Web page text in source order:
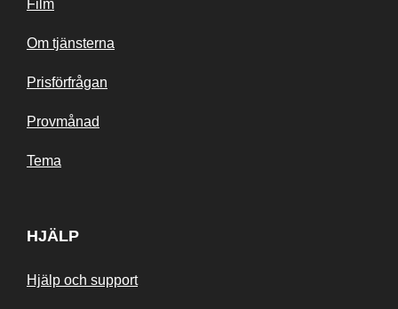
Film
Om tjänsterna
Prisförfrågan
Provmånad
Tema
HJÄLP
Hjälp och support